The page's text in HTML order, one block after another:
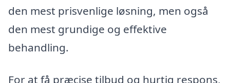
den mest prisvenlige løsning, men også
den mest grundige og effektive
behandling.
For at få præcise tilbud og hurtig respons,